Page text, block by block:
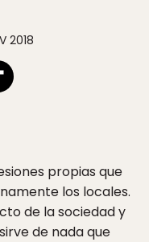
2018
propias que
los locales.
de la sociedad y
de nada que